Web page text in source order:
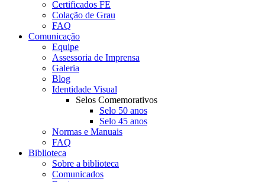
Certificados FE
Colação de Grau
FAQ
Comunicação
Equipe
Assessoria de Imprensa
Galeria
Blog
Identidade Visual
Selos Comemorativos
Selo 50 anos
Selo 45 anos
Normas e Manuais
FAQ
Biblioteca
Sobre a biblioteca
Comunicados